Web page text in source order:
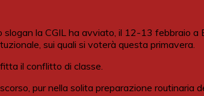
slogan la CGIL ha avviato, il 12-13 febbraio a
sui quali si voterà questa primavera.
il conflitto di classe.
pur nella solita preparazione